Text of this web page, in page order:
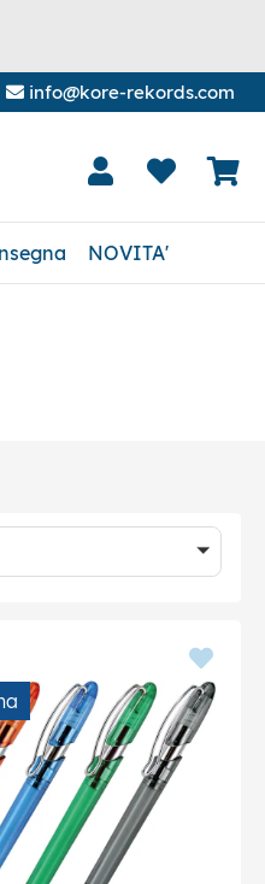
info@kore-rekords.com
NOVITA'